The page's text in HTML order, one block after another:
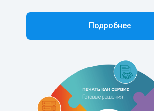
Подробнее